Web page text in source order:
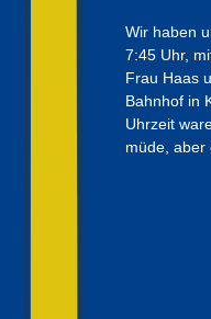
Wir haben
7:45 Uhr,
Frau Haas
Bahnhof in
Uhrzeit
müde,